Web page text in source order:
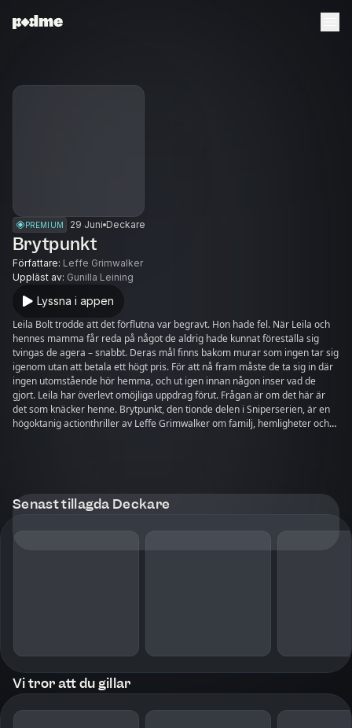
PREMIUM 29 Juni Deckare
Brytpunkt
Författare: Leffe Grimwalker
Uppläst av: Gunilla Leining
Lyssna i appen
Leila Bolt trodde att det förflutna var begravt. Hon hade fel. När Leila och
hennes mamma får reda på något de aldrig hade kunnat föreställa sig
tvingas de agera – snabbt. Deras mål finns bakom murar som ingen tar sig
igenom utan att betala ett högt pris. För att nå fram måste de ta sig in där
ingen utomstående hör hemma, och ut igen innan någon inser vad de
gjort. Leila har överlevt omöjliga uppdrag förut. Frågan är om det här är
det som knäcker henne. Brytpunkt, den tionde delen i Sniperserien, är en
högoktanig actionthriller av Leffe Grimwalker om familj, hemligheter och
Senast tillagda Deckare
Vi tror att du gillar